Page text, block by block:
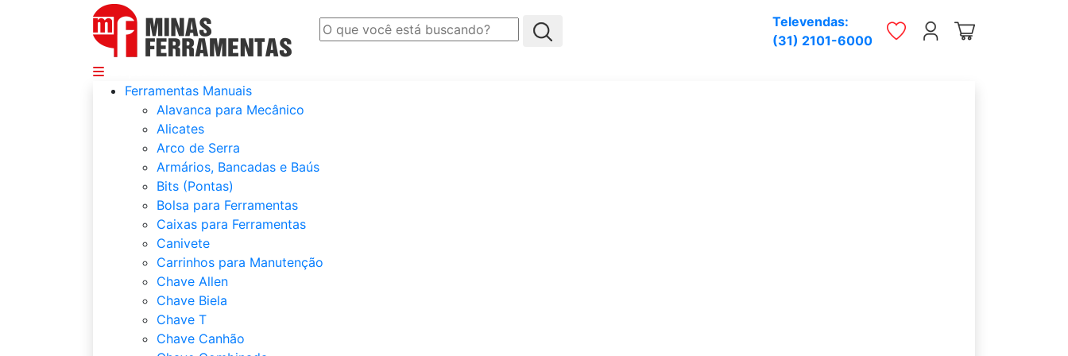
Televendas:
(31) 2101-6000
Ferramentas Manuais
Alavanca para Mecânico
Alicates
Arco de Serra
Armários, Bancadas e Baús
Bits (Pontas)
Bolsa para Ferramentas
Caixas para Ferramentas
Canivete
Carrinhos para Manutenção
Chave Allen
Chave Biela
Chave T
Chave Canhão